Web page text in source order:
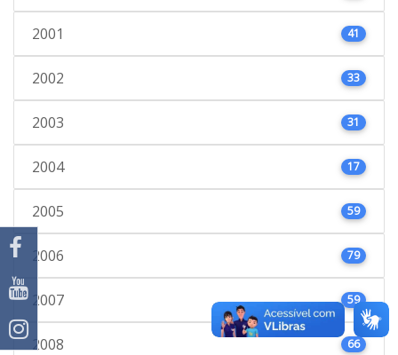
2001 41
2002 33
2003 31
2004 17
2005 59
2006 79
2007 59
2008 66